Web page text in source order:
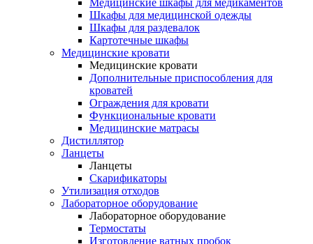
Медицинские шкафы для медикаментов
Шкафы для медицинской одежды
Шкафы для раздевалок
Картотечные шкафы
Медицинские кровати
Медицинские кровати
Дополнительные приспособления для
кроватей
Ограждения для кровати
Функциональные кровати
Медицинские матрасы
Дистиллятор
Ланцеты
Ланцеты
Скарификаторы
Утилизация отходов
Лабораторное оборудование
Лабораторное оборудование
Термостаты
Изготовление ватных пробок